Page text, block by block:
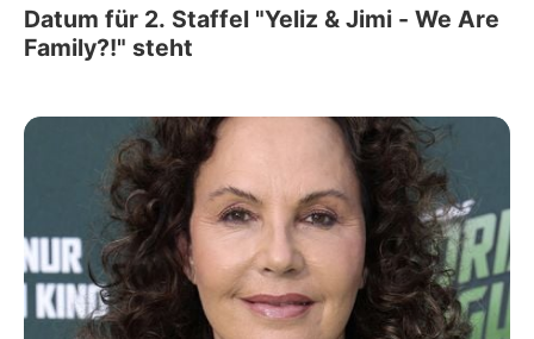
Datum für 2. Staffel "Yeliz & Jimi - We Are
Family?!" steht